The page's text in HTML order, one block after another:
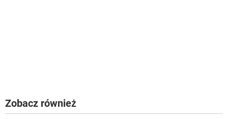
Zobacz również